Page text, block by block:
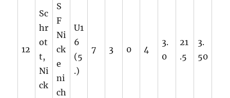
12
Sc
hr
ot
t,
Ni
ck
S
F
Ni
ck
e
ni
ch
U1
6
(5
.)
7 3 0 4
3.
0
21
.5
3.
50